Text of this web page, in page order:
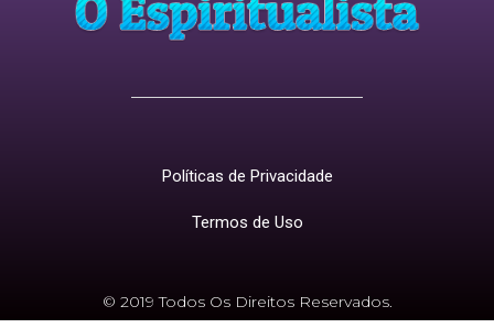
Políticas de Privacidade
Termos de Uso
© 2019 Todos Os Direitos Reservados.